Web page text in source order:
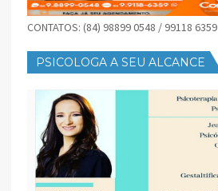
CONTATOS: (84) 98899 0548 / 99118 6359
PSICOLOGA A SEU ALCANCE